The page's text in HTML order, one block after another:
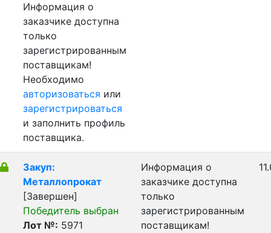
Информация о
заказчике доступна
только
зарегистрированным
поставщикам!
Необходимо
авторизоваться или
зарегистрироваться
и заполнить профиль
поставщика.
Закуп:
Металлопрокат
[Завершен]
Победитель выбран
Лот №: 5971
Информация о
заказчике доступна
только
зарегистрированным
поставщикам!